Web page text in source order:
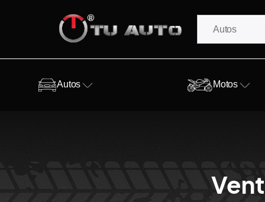
Autos Motos